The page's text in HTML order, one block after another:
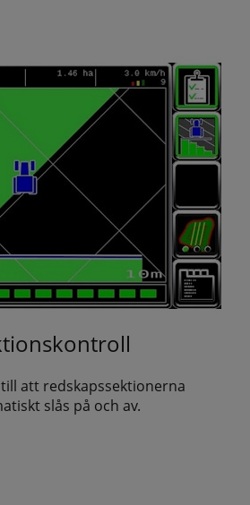
till att redskapssektionerna
slås på och av.